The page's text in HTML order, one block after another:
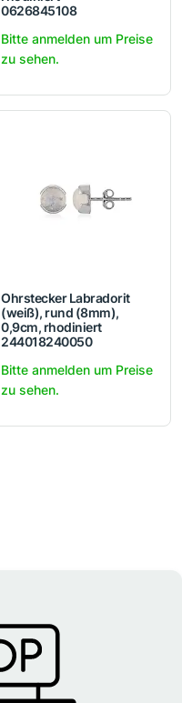
0626845108
Bitte anmelden um Preise
zu sehen.
Ohrstecker Labradorit
(weiß), rund (8mm),
0,9cm, rhodiniert
244018240050
Bitte anmelden um Preise
zu sehen.